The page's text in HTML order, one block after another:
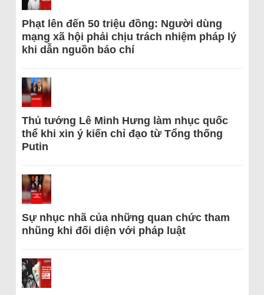
Phạt lên đến 50 triệu đồng: Người dùng
mạng xã hội phải chịu trách nhiệm pháp lý
khi dẫn nguồn báo chí
Thủ tướng Lê Minh Hưng làm nhục quốc
thể khi xin ý kiến chỉ đạo từ Tổng thống
Putin
Sự nhục nhã của những quan chức tham
nhũng khi đối diện với pháp luật